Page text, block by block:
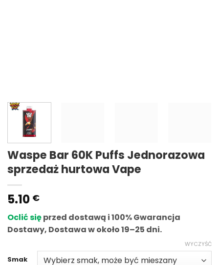
Waspe Bar 60K Puffs Jednorazowa
sprzedaż hurtowa Vape
5.10 €
Oclić sięprzed dostawą i 100% Gwarancja
Dostawy, Dostawa w około 19–25 dni.
Smak
WYCZYŚĆ